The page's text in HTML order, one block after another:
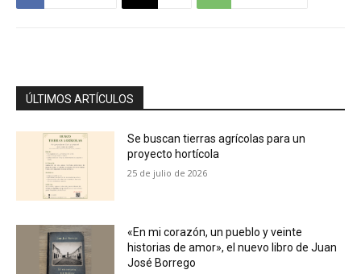
ÚLTIMOS ARTÍCULOS
Se buscan tierras agrícolas para un
proyecto hortícola
25 de julio de 2026
«En mi corazón, un pueblo y veinte
historias de amor», el nuevo libro de Juan
José Borrego